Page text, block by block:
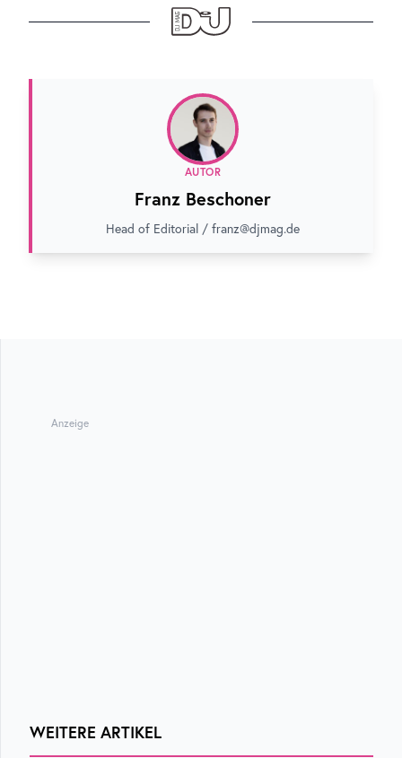
AUTOR
Franz Beschoner
Head of Editorial / franz@djmag.de
Anzeige
WEITERE ARTIKEL